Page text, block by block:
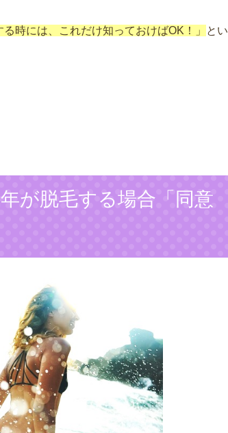
時には、これだけ知っておけばOK！」
とい
が脱毛する場合「同意